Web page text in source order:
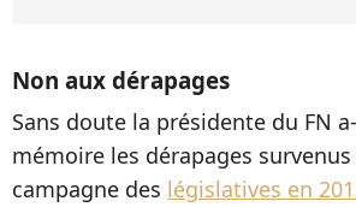
Non aux dérapages
Sans doute la présidente du FN
mémoire les dérapages
campagne des législatives en